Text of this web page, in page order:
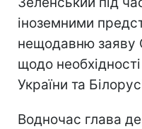
іноземними
нещодавню заяву
щодо необхідності
України та
Водночас глава